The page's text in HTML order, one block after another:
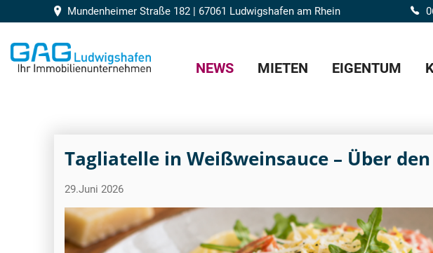
Mundenheimer Straße 182 | 67061 Ludwigshafen am Rhein
NEWS MIETEN EIGENTUM
Tagliatelle in Weißweinsauce – Über
29.Juni 2026